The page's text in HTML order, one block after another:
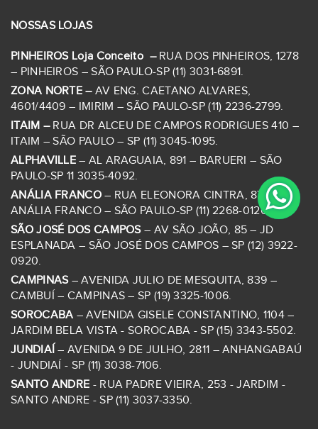
NOSSAS LOJAS
PINHEIROS Loja Conceito – RUA DOS PINHEIROS, 1278
– PINHEIROS – SÃO PAULO-SP (11) 3031-6891.
ZONA NORTE – AV ENG. CAETANO ALVARES,
4601/4409 – IMIRIM – SÃO PAULO-SP (11) 2236-2799.
ITAIM – RUA DR ALCEU DE CAMPOS RODRIGUES 410 –
ITAIM – SÃO PAULO – SP (11) 3045-1095.
ALPHAVILLE – AL ARAGUAIA, 891 – BARUERI – SÃO
PAULO-SP 11 3035-4092.
ANÁLIA FRANCO– RUA ELEONORA CINTRA, 87 – JD
ANÁLIA FRANCO – SÃO PAULO-SP (11) 2268-0126.
SÃO JOSÉ DOS CAMPOS– AV SÃO JOÃO, 85 – JD
ESPLANADA – SÃO JOSÉ DOS CAMPOS – SP (12) 3922-
0920.
CAMPINAS– AVENIDA JULIO DE MESQUITA, 839 –
CAMBUÍ – CAMPINAS – SP (19) 3325-1006.
SOROCABA – AVENIDA GISELE CONSTANTINO, 1104 –
JARDIM BELA VISTA - SOROCABA - SP (15) 3343-5502.
JUNDIAÍ – AVENIDA 9 DE JULHO, 2811 – ANHANGABAÚ
- JUNDIAÍ - SP (11) 3038-7106.
SANTO ANDRE - RUA PADRE VIEIRA, 253 - JARDIM -
SANTO ANDRE - SP (11) 3037-3350.